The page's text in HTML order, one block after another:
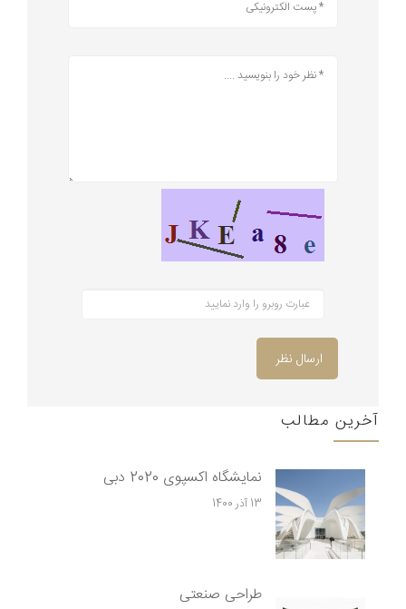
ارسال نظر
آخرین مطالب
نمایشگاه اکسپوی 2020 دبی
13 آذر 1400
طراحی صنعتی